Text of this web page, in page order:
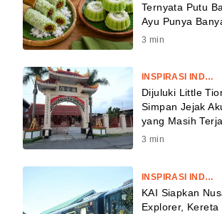
Ternyata Putu
Ayu Punya
3 min
INSPIRASI INDONESIA
Dijuluki Little
Simpan Jejak
yang Masih
3 min
INSPIRASI INDONESIA
KAI Siapkan
Explorer,